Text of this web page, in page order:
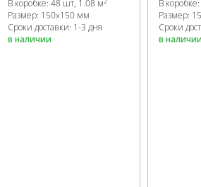
В коробке: 48 шт, 1.08 м
Размер: 150x150 мм
Сроки доставки: 1-3 дня
в наличии
В коробке:
Размер:
Сроки
в наличии